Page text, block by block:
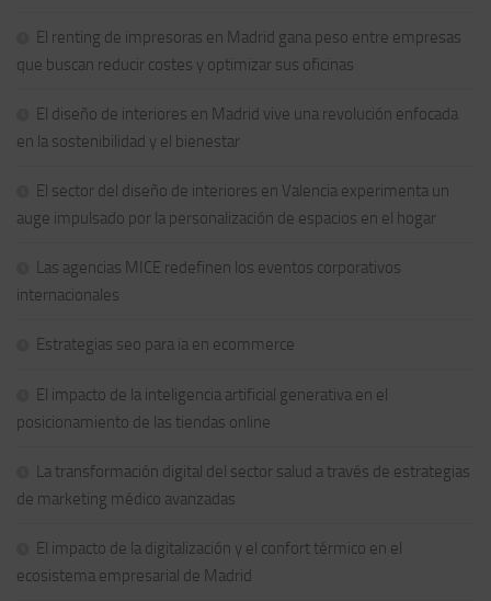
El renting de impresoras en Madrid gana peso entre empresas
que buscan reducir costes y optimizar sus oficinas
El diseño de interiores en Madrid vive una revolución enfocada
en la sostenibilidad y el bienestar
El sector del diseño de interiores en Valencia experimenta un
auge impulsado por la personalización de espacios en el hogar
Las agencias MICE redefinen los eventos corporativos
internacionales
Estrategias seo para ia en ecommerce
El impacto de la inteligencia artificial generativa en el
posicionamiento de las tiendas online
La transformación digital del sector salud a través de estrategias
de marketing médico avanzadas
El impacto de la digitalización y el confort térmico en el
ecosistema empresarial de Madrid